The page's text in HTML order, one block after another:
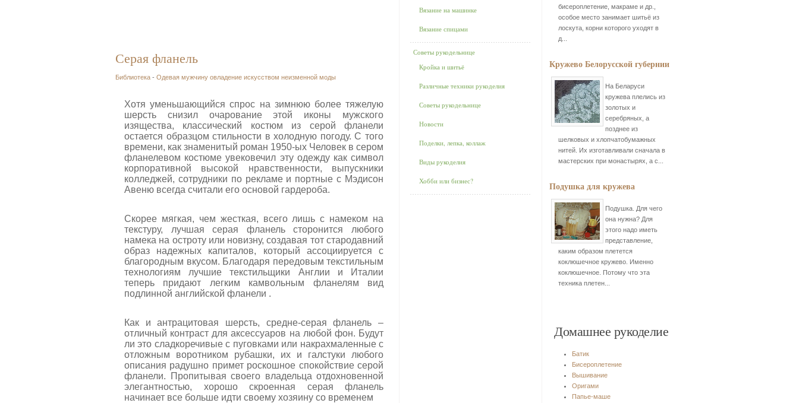
Серая фланель
Библиотека - Одевая мужчину овладение искусством неизменной моды
Хотя уменьшающийся спрос на зимнюю более тяжелую
шерсть снизил очарование этой иконы мужского
изящества, классический костюм из серой фланели
остается образцом стильности в холодную погоду. С того
времени, как знаменитый роман 1950-ых Человек в сером
фланелевом костюме увековечил эту одежду как символ
корпоративной высокой нравственности, выпускники
колледжей, сотрудники по рекламе и портные с Мэдисон
Авеню всегда считали его основой гардероба.
Скорее мягкая, чем жесткая, всего лишь с намеком на
текстуру, лучшая серая фланель сторонится любого
намека на остроту или новизну, создавая тот стародавний
образ надежных капиталов, который ассоциируется с
благородным вкусом. Благодаря передовым текстильным
технологиям лучшие текстильщики Англии и Италии
теперь придают легким камвольным фланелям вид
подлинной английской фланели .
Как и антрацитовая шерсть, средне-серая фланель –
отличный контраст для аксессуаров на любой фон. Будут
ли это сладкоречивые с пуговками или накрахмаленные с
отложным воротником рубашки, их и галстуки любого
описания радушно примет роскошное спокойствие серой
фланели. Пропитывая своего владельца отдохновенной
элегантностью, хорошо скроенная серая фланель
начинает все больше идти своему хозяину со временем
Вязание на машинке
Вязание спицами
Советы рукодельнице
Кройка и шитьё
Различные техники рукоделия
Советы рукодельнице
Новости
Поделки, лепка, коллаж
Виды рукоделия
Хобби или бизнес?
бисероплетение, макраме и др.,
особое место занимает шитьё из
лоскута, корни которого уходят в
д...
Кружево Белорусской губернии
На Беларуси
кружева плелись из
золотых и
серебряных, а
позднее из
шелковых и хлопчатобумажных
нитей. Их изготавливали сначала в
мастерских при монастырях, а с...
Подушка для кружева
Подушка. Для чего
она нужна? Для
этого надо иметь
представление,
каким образом плетется
коклюшечное кружево. Именно
коклюшечное. Потому что эта
техника плетен...
Домашнее рукоделие
Батик
Бисероплетение
Вышивание
Оригами
Папье-маше